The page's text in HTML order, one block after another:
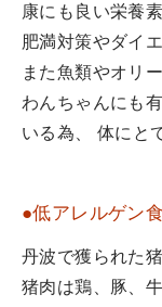
康にも良い栄養
肥満対策やダイ
また魚類やオリ
わんちゃんにも
いる為、 体にと
●低アレルゲン
丹波で獲られた
猪肉は鶏、豚、